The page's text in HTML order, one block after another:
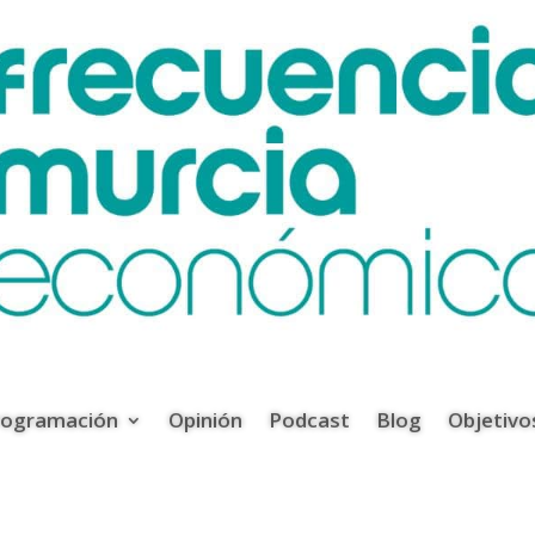
Opinión Podcast Blog